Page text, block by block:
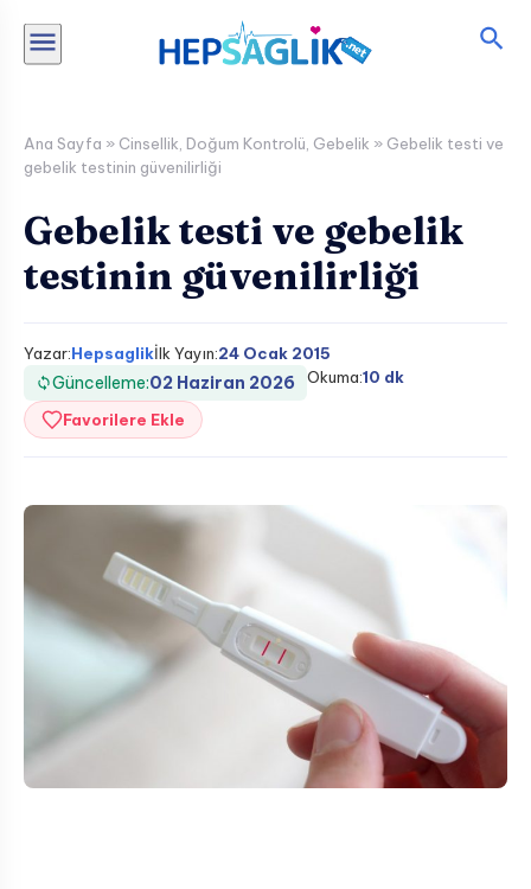
atla
Ana Sayfa » Cinsellik Doğum Kontrolü Gebelik » Gebelik testi ve
gebelik testinin güvenilirliği
Gebelik testi ve gebelik
testinin güvenilirliği
Yazar:Hepsaglikİlk Yayın:24 Ocak 2015
Güncelleme:02 Haziran 2026 Okuma:10 dk
Favorilere Ekle